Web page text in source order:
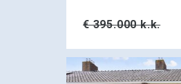
€ 395.000 k.k.